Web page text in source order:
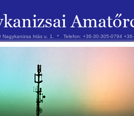
Nagykanizsa Irtás u. 1. * Telefon: +36-30-305-0794